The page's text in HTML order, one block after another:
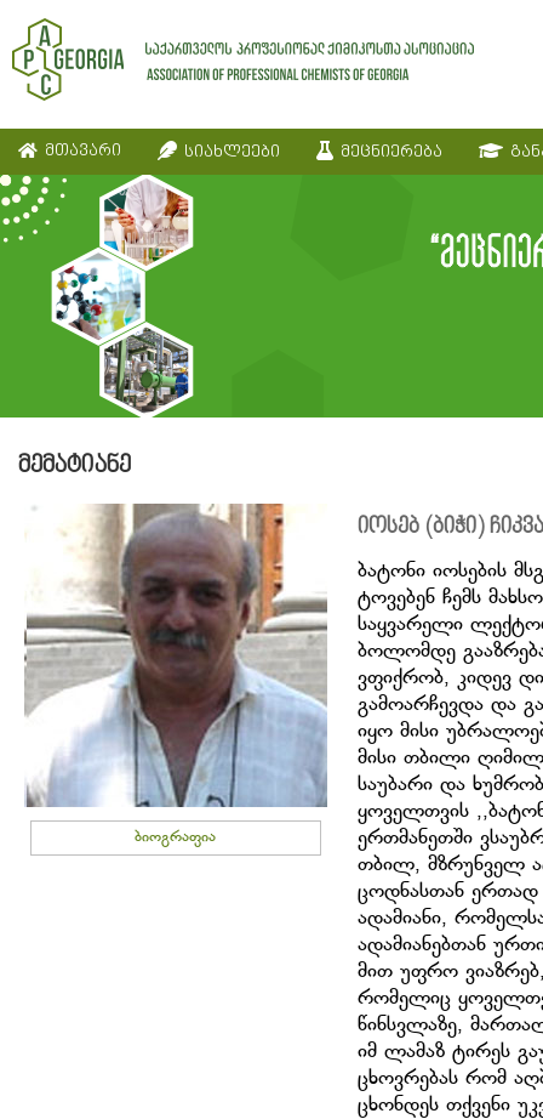
მთავარი სიახლეები მეცნიერება
მემატიანე
ბიოგრაფია
იოსებ (ბიჭი)
ბატონი იოსების
ტოვებენ ჩემს
საყვარელი
ბოლომდე
ვფიქრობ, კიდევ
გამოარჩევდა და
იყო მისი
მისი თბილი
საუბარი და
ყოველთვის
ერთმანეთში
თბილ, მზრუნველ
ცოდნასთან ერთად
ადამიანი,
ადამიანებთან
მით უფრო
რომელიც
წინსვლაზე,
იმ ლამაზ ტირეს
ცხოვრებას რომ
ცხონდეს თქვენი